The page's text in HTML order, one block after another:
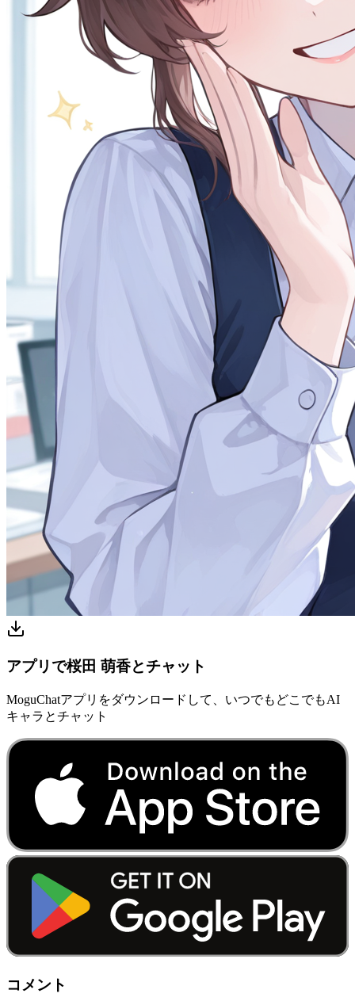
アプリで桜田 萌香とチャット
MoguChatアプリをダウンロードして、いつでもどこでもAI
キャラとチャット
コメント